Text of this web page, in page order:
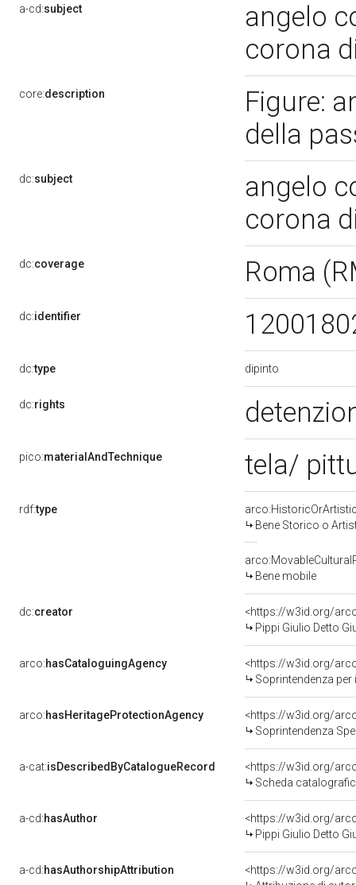
a-cd:subject
angelo
corona
core:description
Figure:
della
dc:subject
angelo
corona
dc:coverage Roma
dc:identifier
dc:type dipinto
dc:rights
pico:materialAndTechnique tela/
rdf:type
Bene Storico o
Bene mobile
dc:creator
<https://w3id.org/
Pippi Giulio Detto
arco:hasCataloguingAgency
<https://w3id.org/
Soprintendenza
arco:hasHeritageProtectionAgency
<https://w3id.org/
Soprintendenza
a-cat:isDescribedByCatalogueRecord
<https://w3id.org/
Scheda
a-cd:hasAuthor
<https://w3id.org/
Pippi Giulio Detto
a-cd:hasAuthorshipAttribution
<https://w3id.org/